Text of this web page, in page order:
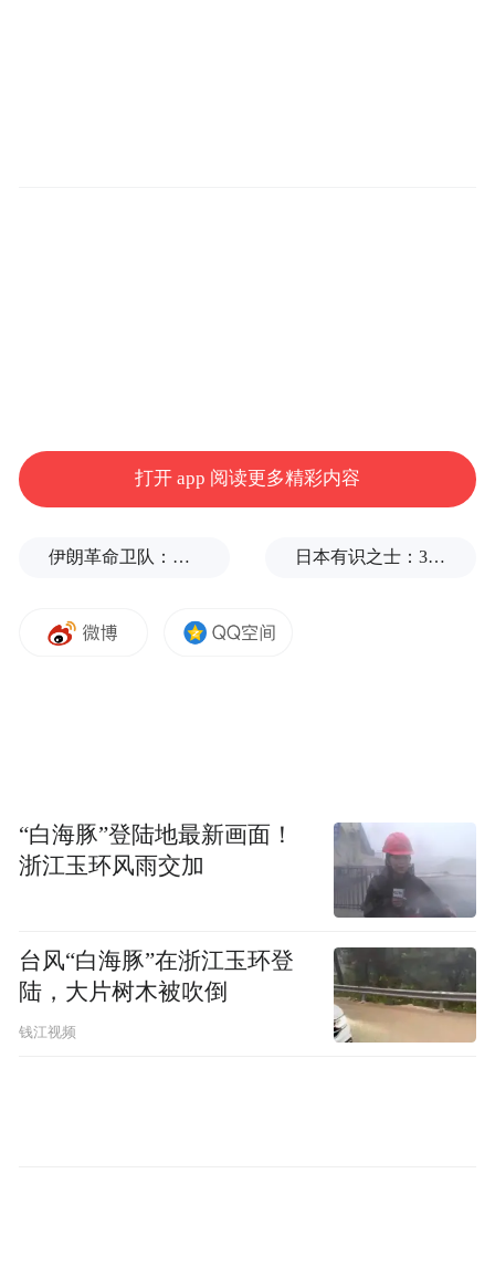
“数据让产业更智能”的企业使命，继续为开
发者、应用等提供优质服务。
动个推消息推送SDK还将陆续兼容搭载鸿蒙
样化终端设备，为开发者提供跨系统、全场
“特别声明：以上作品内容(包括在内的视频、图片或音
频)为凤凰网旗下自媒体平台“大风号”用户上传并发
布，本平台仅提供信息存储空间服务。
pictures and audios if any) is uploaded and posted
by the user of Dafeng Hao, which is a social media
platform and merely provides information storage
space services.”
打开 app 阅读更多精彩内容
伊朗革命卫队：将保持对海峡控制至敌方接受全部条件 日本有识之士：32名中国劳工本不该命丧长崎
“白海豚”登陆地最新画面！
浙江玉环风雨交加
台风“白海豚”在浙江玉环登
陆，大片树木被吹倒
钱江视频